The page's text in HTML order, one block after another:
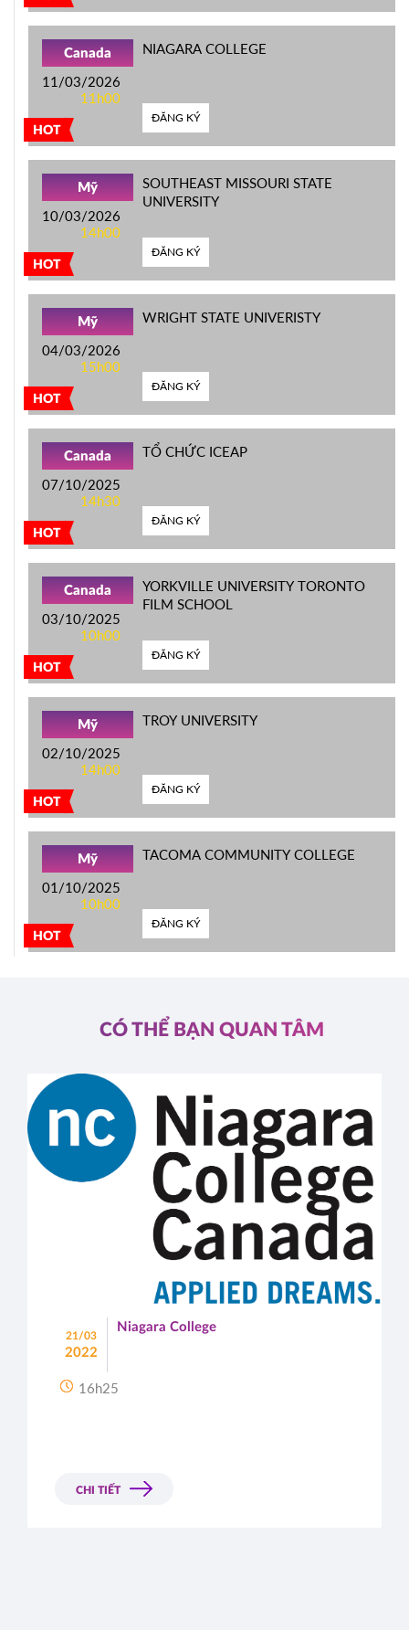
HOT
Canada
11/03/2026
11h00
NIAGARA COLLEGE
ĐĂNG KÝ
HOT
Mỹ
10/03/2026
14h00
SOUTHEAST MISSOURI STATE
UNIVERSITY
ĐĂNG KÝ
HOT
Mỹ
04/03/2026
15h00
WRIGHT STATE UNIVERISTY
ĐĂNG KÝ
HOT
Canada
07/10/2025
14h30
TỔ CHỨC ICEAP
ĐĂNG KÝ
HOT
Canada
03/10/2025
10h00
YORKVILLE UNIVERSITY TORONTO
FILM SCHOOL
ĐĂNG KÝ
HOT
Mỹ
02/10/2025
14h00
TROY UNIVERSITY
ĐĂNG KÝ
HOT
Mỹ
01/10/2025
10h00
TACOMA COMMUNITY COLLEGE
ĐĂNG KÝ
CÓ THỂ BẠN QUAN TÂM
21/03
2022
Niagara College
16h25
CHI TIẾT